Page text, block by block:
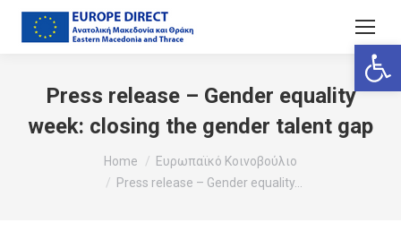
Press release – Gender equality
week: closing the gender talent gap
Home
Ευρωπαϊκό Κοινοβούλιο
Press release – Gender equality…